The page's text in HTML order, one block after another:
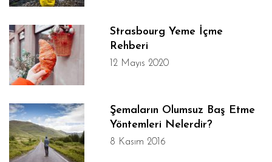
Strasbourg Yeme İçme
Rehberi
12 Mayıs 2020
Şemaların Olumsuz Baş Etme
Yöntemleri Nelerdir?
8 Kasım 2016